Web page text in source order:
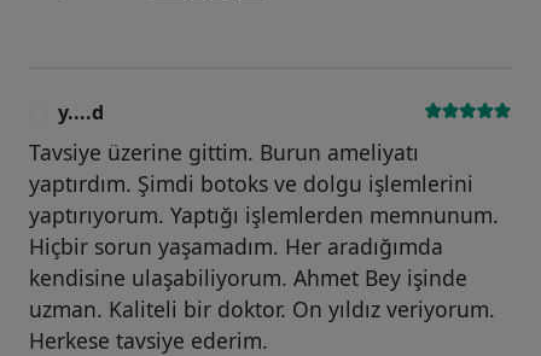
y....d
Tavsiye üzerine gittim. Burun ameliyatı
yaptırdım. Şimdi botoks ve dolgu işlemlerini
yaptırıyorum. Yaptığı işlemlerden memnunum.
Hiçbir sorun yaşamadım. Her aradığımda
kendisine ulaşabiliyorum. Ahmet Bey işinde
uzman. Kaliteli bir doktor. On yıldız veriyorum.
Herkese tavsiye ederim.